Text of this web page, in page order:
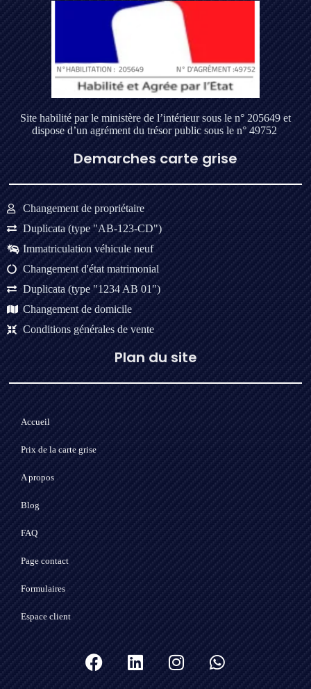
Site habilité par le ministère de l’intérieur sous le n° 205649 et
dispose d’un agrément du trésor public sous le n° 49752
Demarches carte grise
Changement de propriétaire
Duplicata (type "AB-123-CD")
Immatriculation véhicule neuf
Changement d'état matrimonial
Duplicata (type "1234 AB 01")
Changement de domicile
Conditions générales de vente
Plan du site
Accueil
Prix de la carte grise
A propos
Blog
FAQ
Page contact
Formulaires
Espace client